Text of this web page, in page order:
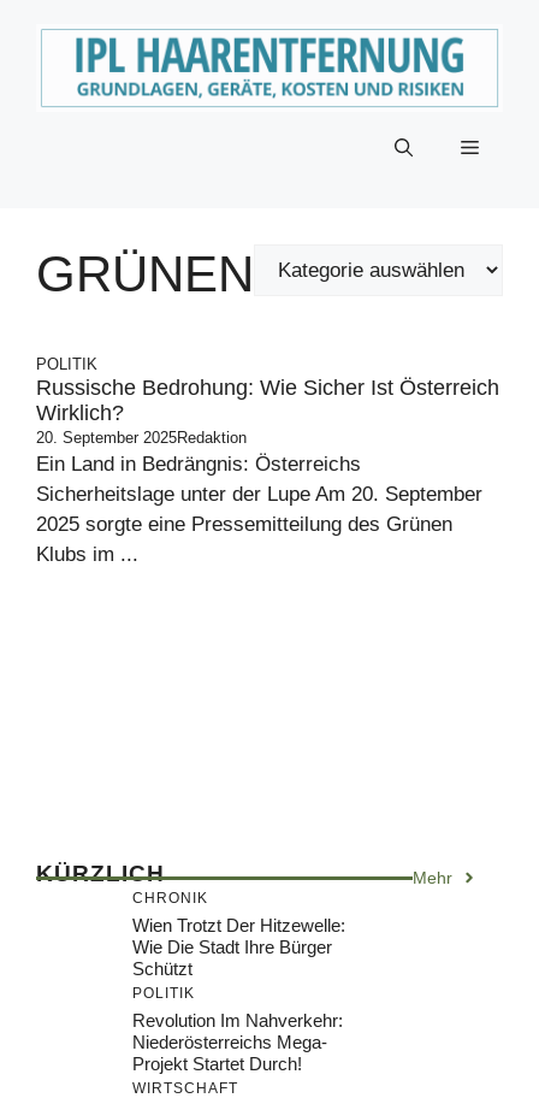
Menü
GRÜNEN
POLITIK
Russische Bedrohung: Wie Sicher Ist Österreich
Wirklich?
20. September 2025Redaktion
Ein Land in Bedrängnis: Österreichs
Sicherheitslage unter der Lupe Am 20. September
2025 sorgte eine Pressemitteilung des Grünen
Klubs im ...
KÜRZLICH Mehr
CHRONIK
Wien Trotzt Der Hitzewelle:
Wie Die Stadt Ihre Bürger
Schützt
POLITIK
Revolution Im Nahverkehr:
Niederösterreichs Mega-
Projekt Startet Durch!
WIRTSCHAFT